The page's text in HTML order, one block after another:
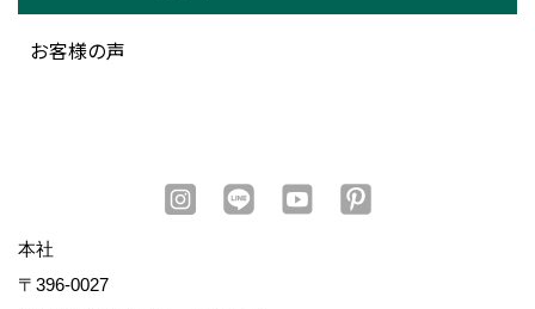
お客様の声
本社
〒396-0027